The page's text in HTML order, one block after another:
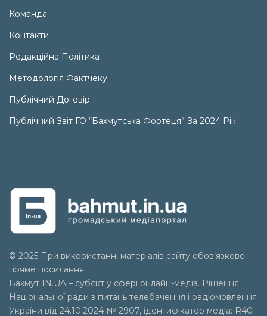
Команда
Контакти
Редакційна Політика
Методологія Фактчеку
Публічний Договір
Публічний Звіт ГО “Бахмутська Фортеця” За 2024 Рік
© 2025 При використанні матеріалів сайту обов’язкове
пряме посилання
Бахмут IN.UA – субєкт у сфері онлайн-медіа. Рішення
Національної ради з питань телебачення і радіомовлення
України від 24.10.2024 № 2907, ідентифікатор медіа: R40-